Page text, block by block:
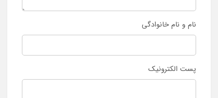
نام و نام خانوادگی
پست الکترونیک